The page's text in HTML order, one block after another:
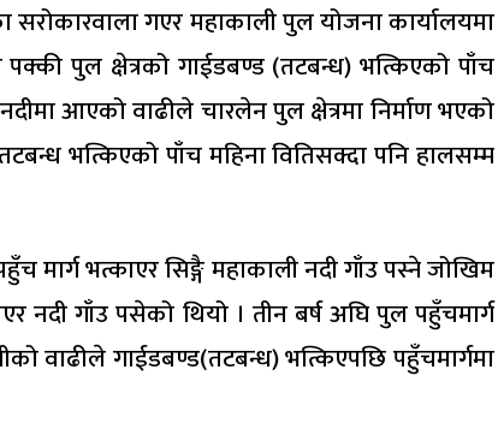
सरोकारवाला गएर महाकाली पुल योजना कार्यालयमा
पुल क्षेत्रको गाईडबण्ड (तटबन्ध) भत्किएको पाँच
आएको वाढीले चारलेन पुल क्षेत्रमा निर्माण भएको
भत्किएको पाँच महिना वितिसक्दा पनि हालसम्म
मार्ग भत्काएर सिङ्गै महाकाली नदी गाँउ पस्ने जोखिम
नदी गाँउ पसेको थियो । तीन बर्ष अघि पुल पहुँचमार्ग
वाढीले गाईडबण्ड(तटबन्ध) भत्किएपछि पहुँचमार्गमा